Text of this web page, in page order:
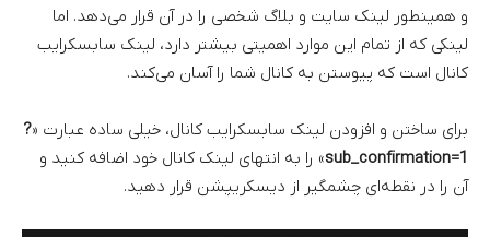
و همینطور لینک سایت و بلاگ شخصی را در آن قرار می‌دهد. اما
لینکی که از تمام این موارد اهمیتی بیشتر دارد، لینک سابسکرایب
کانال است که پیوستن به کانال شما را آسان می‌کند.
برای ساختن و افزودن لینک سابسکرایب کانال، خیلی ساده عبارت «?
sub_confirmation=1» را به انتهای لینک کانال خود اضافه کنید و
آن را در نقطه‌ای چشمگیر از دیسکریپشن قرار دهید.